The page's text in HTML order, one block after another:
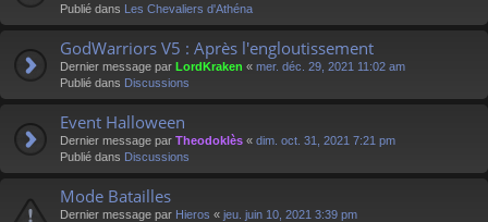
Publié dans Les Chevaliers d'Athéna
GodWarriors V5 : Après l'engloutissement
Dernier message par LordKraken « mer. déc. 29, 2021 11:02 am
Publié dans Discussions
Event Halloween
Dernier message par Theodoklès « dim. oct. 31, 2021 7:21 pm
Publié dans Discussions
Mode Batailles
Dernier message par Hieros « jeu. juin 10, 2021 3:39 pm